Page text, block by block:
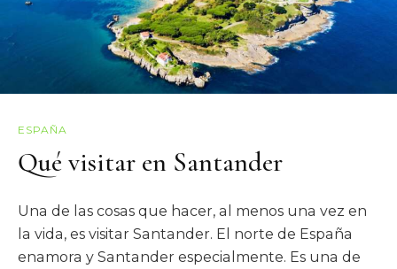
ESPAÑA
Qué visitar en Santander
Una de las cosas que hacer, al menos una vez en
la vida, es visitar Santander. El norte de España
enamora y Santander especialmente. Es una de